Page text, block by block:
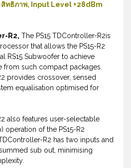
สิทธิภาพ, Input Level +28dBm
R2, The PS15 TDController-R2is
that allows the PS15-R2
RS15 Subwoofer to achieve
from such compact packages.
provides crossover, sensed
equalisation optimised for
also features user-selectable
operation of the PS15-R2
R2 has two inputs and
sub out, minimising